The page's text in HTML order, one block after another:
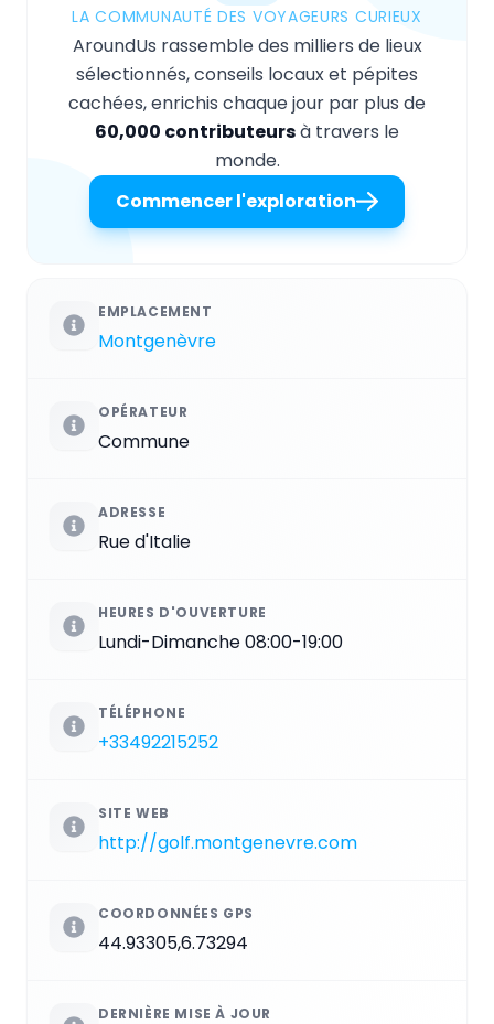
LA COMMUNAUTÉ DES VOYAGEURS CURIEUX
AroundUs rassemble des milliers de lieux
sélectionnés, conseils locaux et pépites
cachées, enrichis chaque jour par plus de
60,000 contributeursà travers le
monde.
Commencer l'exploration
EMPLACEMENT
Montgenèvre
OPÉRATEUR
Commune
ADRESSE
Rue d'Italie
HEURES D'OUVERTURE
Lundi-Dimanche 08:00-19:00
TÉLÉPHONE
+33492215252
SITE WEB
http://golf.montgenevre.com
COORDONNÉES GPS
44.93305,6.73294
DERNIÈRE MISE À JOUR